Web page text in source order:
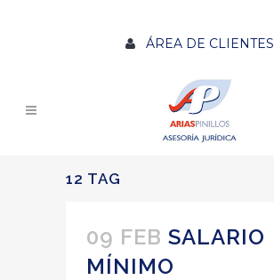
ÁREA DE CLIENTES
12 TAG
09 FEB SALARIO
MÍNIMO